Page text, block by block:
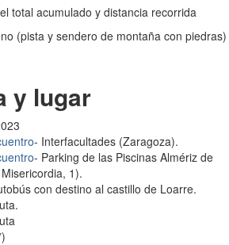
total acumulado y distancia recorrida
(pista y sendero de montaña con piedras)
y lugar
- Interfacultades (Zaragoza).
- Parking de las Piscinas Almériz de
1).
con destino al castillo de Loarre.